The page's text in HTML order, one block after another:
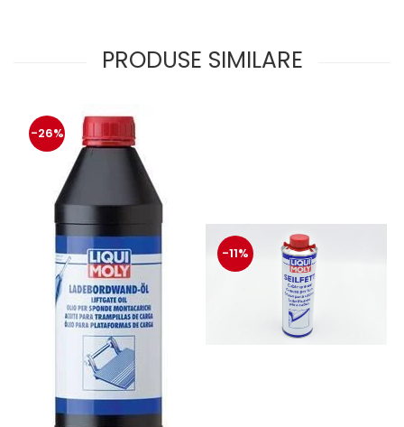
PRODUSE SIMILARE
-26%
-11%